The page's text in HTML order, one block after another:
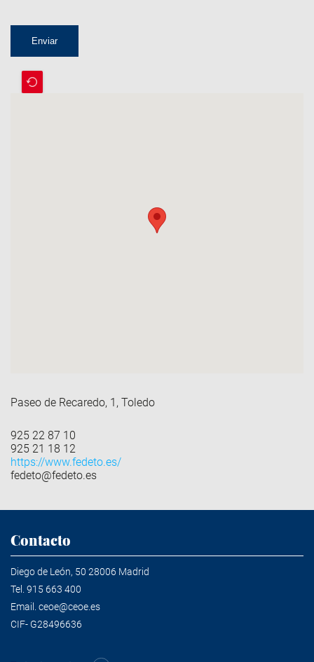
Paseo de Recaredo, 1, Toledo
925 22 87 10
925 21 18 12
https://www.fedeto.es/
fedeto@fedeto.es
Contacto
Diego de León, 50 28006 Madrid
Tel. 915 663 400
Email. ceoe@ceoe.es
CIF- G28496636